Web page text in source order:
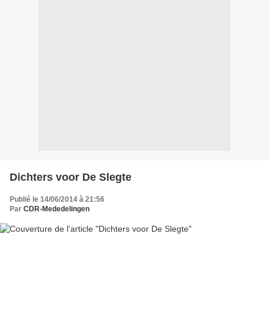
Dichters voor De Slegte
Publié le 14/06/2014 à 21:56
Par CDR-Mededelingen